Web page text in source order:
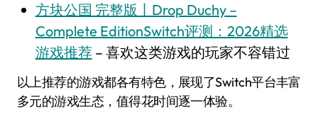
方块公国 完整版丨Drop Duchy –
Complete EditionSwitch评测：2026精选
游戏推荐– 喜欢这类游戏的玩家不容错过
以上推荐的游戏都各有特色，展现了Switch平台丰富
多元的游戏生态，值得花时间逐一体验。